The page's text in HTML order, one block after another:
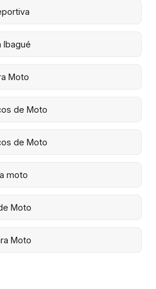
Ibagué
Moto
de Moto
de Moto
moto
Moto
Moto